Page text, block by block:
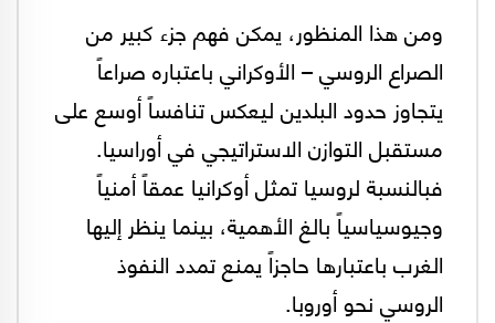
ومن هذا المنظور، يمكن فهم جزء كبير من
الصراع الروسي – الأوكراني باعتباره صراعاً
يتجاوز حدود البلدين ليعكس تنافساً أوسع على
مستقبل التوازن الاستراتيجي في أوراسيا.
فبالنسبة لروسيا تمثل أوكرانيا عمقاً أمنياً
وجيوسياسياً بالغ الأهمية، بينما ينظر إليها
الغرب باعتبارها حاجزاً يمنع تمدد النفوذ
الروسي نحو أوروبا.